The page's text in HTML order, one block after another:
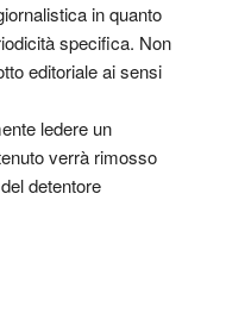
in quanto
specifica. Non
editoriale ai sensi
ledere un
verrà rimosso
detentore